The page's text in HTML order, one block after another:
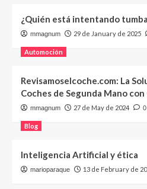
¿Quién está intentando
mmagnum 29 de January de 2025
Automoción
Revisamoselcoche.com: La
Coches de Segunda Mano
mmagnum 27 de May de 2024 0
Blog
Inteligencia Artificial y ética
marioparaque 13 de February de